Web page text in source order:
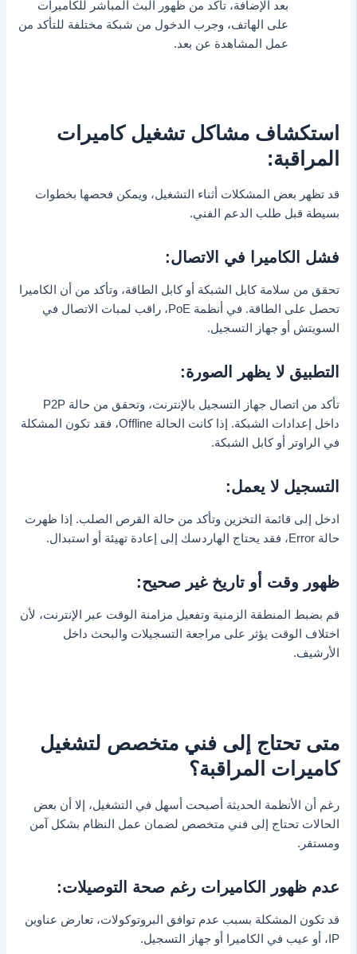
بعد الإضافة، تأكد من ظهور البث المباشر للكاميرات
على الهاتف، وجرب الدخول من شبكة مختلفة للتأكد من
عمل المشاهدة عن بعد.
استكشاف مشاكل تشغيل كاميرات
المراقبة:
قد تظهر بعض المشكلات أثناء التشغيل، ويمكن فحصها بخطوات
بسيطة قبل طلب الدعم الفني.
فشل الكاميرا في الاتصال:
تحقق من سلامة كابل الشبكة أو كابل الطاقة، وتأكد من أن الكاميرا
تحصل على الطاقة. في أنظمة PoE، راقب لمبات الاتصال في
السويتش أو جهاز التسجيل.
التطبيق لا يظهر الصورة:
تأكد من اتصال جهاز التسجيل بالإنترنت، وتحقق من حالة P2P
داخل إعدادات الشبكة. إذا كانت الحالة Offline، فقد تكون المشكلة
في الراوتر أو كابل الشبكة.
التسجيل لا يعمل:
ادخل إلى قائمة التخزين وتأكد من حالة القرص الصلب. إذا ظهرت
حالة Error، فقد يحتاج الهاردسك إلى إعادة تهيئة أو استبدال.
ظهور وقت أو تاريخ غير صحيح:
قم بضبط المنطقة الزمنية وتفعيل مزامنة الوقت عبر الإنترنت، لأن
اختلاف الوقت يؤثر على مراجعة التسجيلات والبحث داخل
الأرشيف.
متى تحتاج إلى فني متخصص لتشغيل
كاميرات المراقبة؟
رغم أن الأنظمة الحديثة أصبحت أسهل في التشغيل، إلا أن بعض
الحالات تحتاج إلى فني متخصص لضمان عمل النظام بشكل آمن
ومستقر.
عدم ظهور الكاميرات رغم صحة التوصيلات:
قد تكون المشكلة بسبب عدم توافق البروتوكولات، تعارض عناوين
IP، أو عيب في الكاميرا أو جهاز التسجيل.